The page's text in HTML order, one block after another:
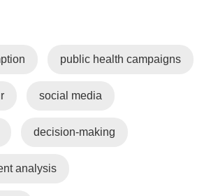
public health campaigns
social media
decision-making
analysis